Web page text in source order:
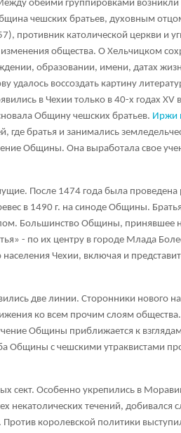
обеими группировками
чешских братьев, духовным
противник католической церкви и
общества. О Хельчицком
образовании, имени, датах
удалось воссоздать картину
в Чехии только в 40-х годах XV
Общину чешских братьев. Иржи
где братья и занимались
Общины. Она выработала свое
После 1474 года была проведена
в 1490 г. на синоде Общины.
Большинство Общины, принявшее
- по их центру в городе Млада
Чехии, включая и
две линии. Сторонники нового
ко всем прочим слоям
Общины приближается к взглядам
Общины с чешскими утраквистами
сект. Особенно укрепились в
некатолических течений, добивался
Против королевской политики